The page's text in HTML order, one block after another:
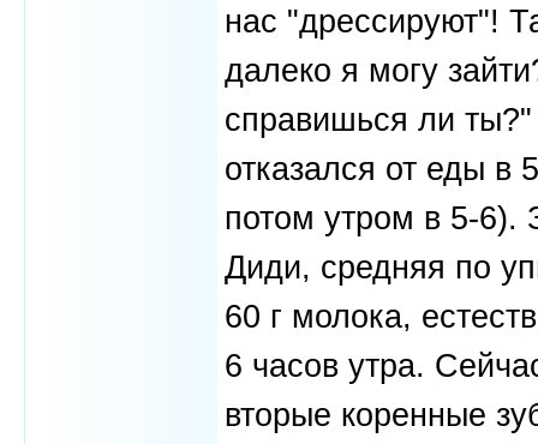
нас "дрессируют"!
далеко я могу
справишься ли
отказался от еды в
потом утром в 5-6).
Диди, средняя по
60 г молока,
6 часов утра.
вторые коренные